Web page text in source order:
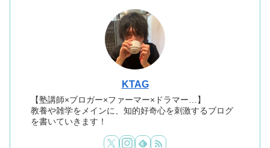
KTAG
【塾講師×ブロガー×ファーマー×ドラマー…】
教養や雑学をメインに、知的好奇心を刺激するブログ
を書いていきます！